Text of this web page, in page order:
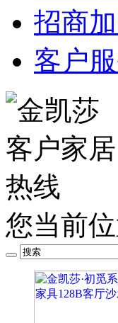
招商
客户
您当前位